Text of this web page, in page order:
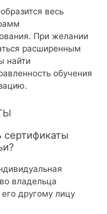
весь
При желании
расширенным
найти
обучения
владельца
другому лицу